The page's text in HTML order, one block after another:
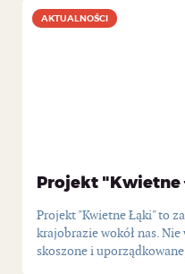
Projekt "Kwietne
AKTUALNOŚCI
Projekt "Kwietne Łąki" to
krajobrazie wokół nas.
skoszone i
AKTUALNOŚCI